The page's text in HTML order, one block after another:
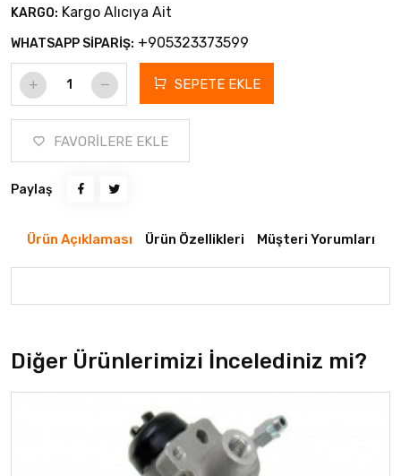
KARGO: Kargo Alıcıya Ait
WHATSAPP SİPARİŞ: +905323373599
SEPETE EKLE
FAVORİLERE EKLE
Paylaş
Ürün Açıklaması Ürün Özellikleri Müşteri Yorumları
Diğer Ürünlerimizi İncelediniz mi?